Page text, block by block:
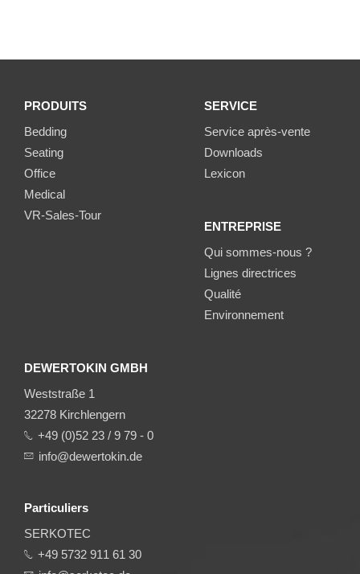
PRODUITS
Bedding
Seating
Office
Medical
VR-Sales-Tour
SERVICE
Service après-vente
Downloads
Lexicon
ENTREPRISE
Qui sommes-nous ?
Lignes directrices
Qualité
Environnement
DEWERTOKIN GMBH
Weststraße 1
32278 Kirchlengern
+49 (0)52 23 / 9 79 - 0
info@dewertokin.de
Particuliers
SERKOTEC
+49 5732 911 61 30